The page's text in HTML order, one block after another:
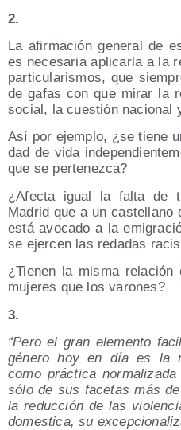
2.
La afir­ma­ción gene­ral de
es nece­sa­ria apli­car­la a la
par­ti­cu­la­ris­mos, que
de gafas con que mirar la
social, la cues­tión nacio­nal
Así por ejem­plo, ¿se tie­ne
dad de vida
que se pertenezca?
¿Afec­ta igual la fal­ta de
Madrid que a un cas­te­llano
está avo­ca­do a la
se ejer­cen las reda­das
¿Tie­nen la mis­ma
muje­res que los varones?
3.
“Pero el gran ele­men­to
géne­ro hoy en día es la
como prác­ti­ca
sólo de sus face­tas más
la reduc­ción de las
domes­ti­ca, su